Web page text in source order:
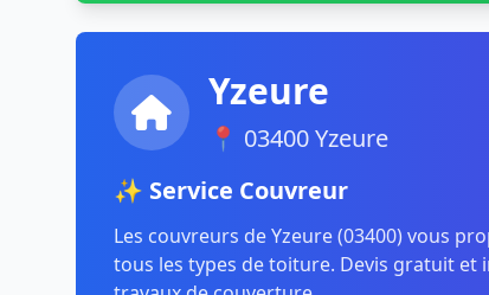
Yzeure
📍 03400 Yzeure
✨ Service Couvreur
Les couvreurs de Yzeure (03400) vous
tous les types de toiture. Devis gratuit